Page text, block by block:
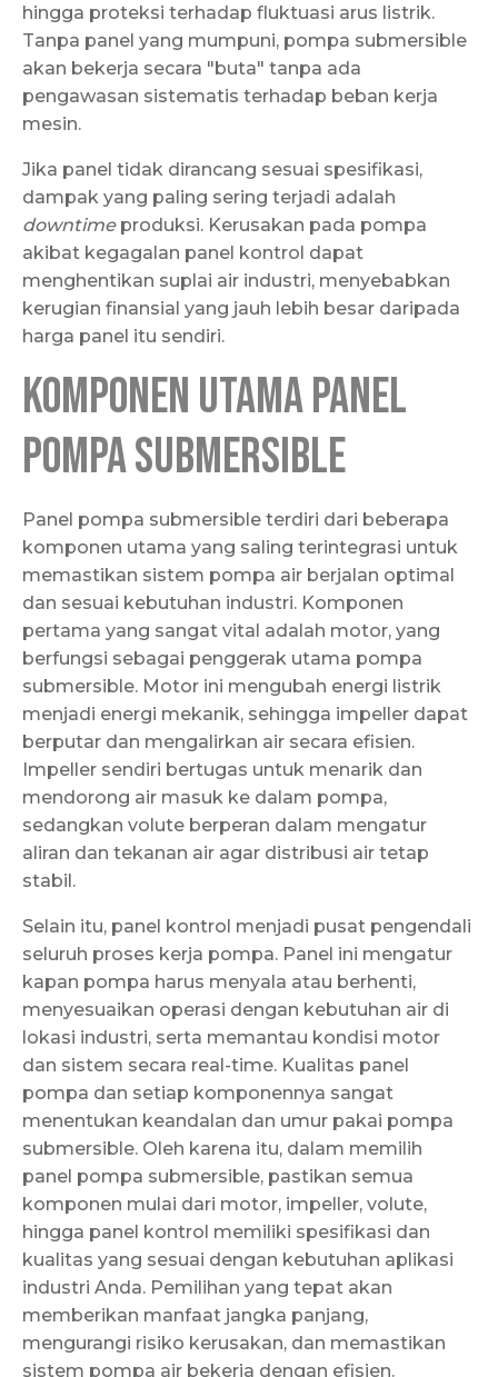
hingga proteksi terhadap fluktuasi arus listrik.
Tanpa panel yang mumpuni, pompa submersible
akan bekerja secara "buta" tanpa ada
pengawasan sistematis terhadap beban kerja
mesin.
Jika panel tidak dirancang sesuai spesifikasi,
dampak yang paling sering terjadi adalah
downtimeproduksi. Kerusakan pada pompa
akibat kegagalan panel kontrol dapat
menghentikan suplai air industri, menyebabkan
kerugian finansial yang jauh lebih besar daripada
harga panel itu sendiri.
Komponen Utama Panel
Pompa Submersible
Panel pompa submersible terdiri dari beberapa
komponen utama yang saling terintegrasi untuk
memastikan sistem pompa air berjalan optimal
dan sesuai kebutuhan industri. Komponen
pertama yang sangat vital adalah motor, yang
berfungsi sebagai penggerak utama pompa
submersible. Motor ini mengubah energi listrik
menjadi energi mekanik, sehingga impeller dapat
berputar dan mengalirkan air secara efisien.
Impeller sendiri bertugas untuk menarik dan
mendorong air masuk ke dalam pompa,
sedangkan volute berperan dalam mengatur
aliran dan tekanan air agar distribusi air tetap
stabil.
Selain itu, panel kontrol menjadi pusat pengendali
seluruh proses kerja pompa. Panel ini mengatur
kapan pompa harus menyala atau berhenti,
menyesuaikan operasi dengan kebutuhan air di
lokasi industri, serta memantau kondisi motor
dan sistem secara real-time. Kualitas panel
pompa dan setiap komponennya sangat
menentukan keandalan dan umur pakai pompa
submersible. Oleh karena itu, dalam memilih
panel pompa submersible, pastikan semua
komponen mulai dari motor, impeller, volute,
hingga panel kontrol memiliki spesifikasi dan
kualitas yang sesuai dengan kebutuhan aplikasi
industri Anda. Pemilihan yang tepat akan
memberikan manfaat jangka panjang,
mengurangi risiko kerusakan, dan memastikan
sistem pompa air bekerja dengan efisien.